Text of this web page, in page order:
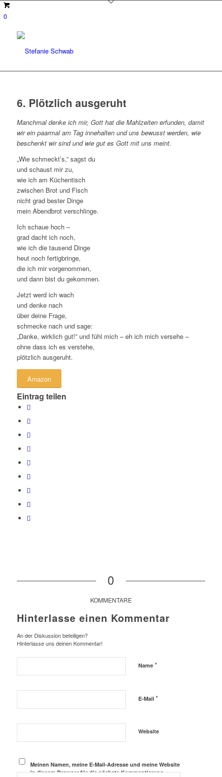
0
6. Plötzlich ausgeruht
Manchmal denke ich mir, Gott hat die Mahlzeiten erfunden, damit
wir ein paarmal am Tag innehalten und uns bewusst werden, wie
beschenkt wir sind und wie gut es Gott mit uns meint.
„Wie schmeckt’s,” sagst du
und schaust mir zu,
wie ich am Küchentisch
zwischen Brot und Fisch
nicht grad bester Dinge
mein Abendbrot verschlinge.
Ich schaue hoch –
grad dacht ich noch,
wie ich die tausend Dinge
heut noch fertigbringe,
die ich mir vorgenommen,
und dann bist du gekommen.
Jetzt werd ich wach
und denke nach
über deine Frage,
schmecke nach und sage:
„Danke, wirklich gut!” und fühl mich – eh ich mich versehe –
ohne dass ich es verstehe,
plötzlich ausgeruht.
Amazon
Eintrag teilen
0
KOMMENTARE
Hinterlasse einen Kommentar
An der Diskussion beteiligen?
Hinterlasse uns deinen Kommentar!
Name *
E-Mail *
Website
Meinen Namen, meine E-Mail-Adresse und meine Website
in diesem Browser für die nächste Kommentierung